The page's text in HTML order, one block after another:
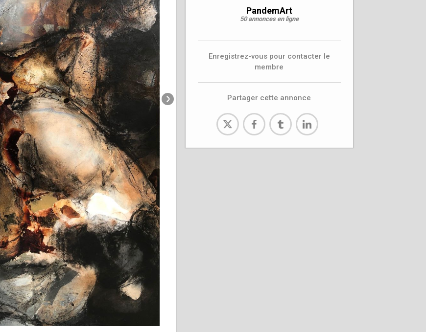
PandemArt
50 annonces en ligne
Enregistrez-vous pour contacter le
membre
Partager cette annonce